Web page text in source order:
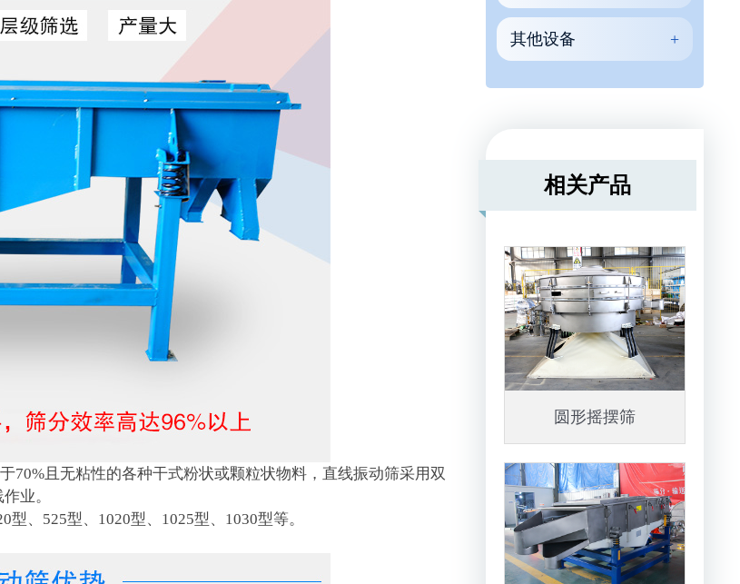
70%且无粘性的各种干式粉状或颗粒状物料，直线振动筛采用双
业。
、525型、1020型、1025型、1030型等。
其他设备
相关产品
圆形摇摆筛